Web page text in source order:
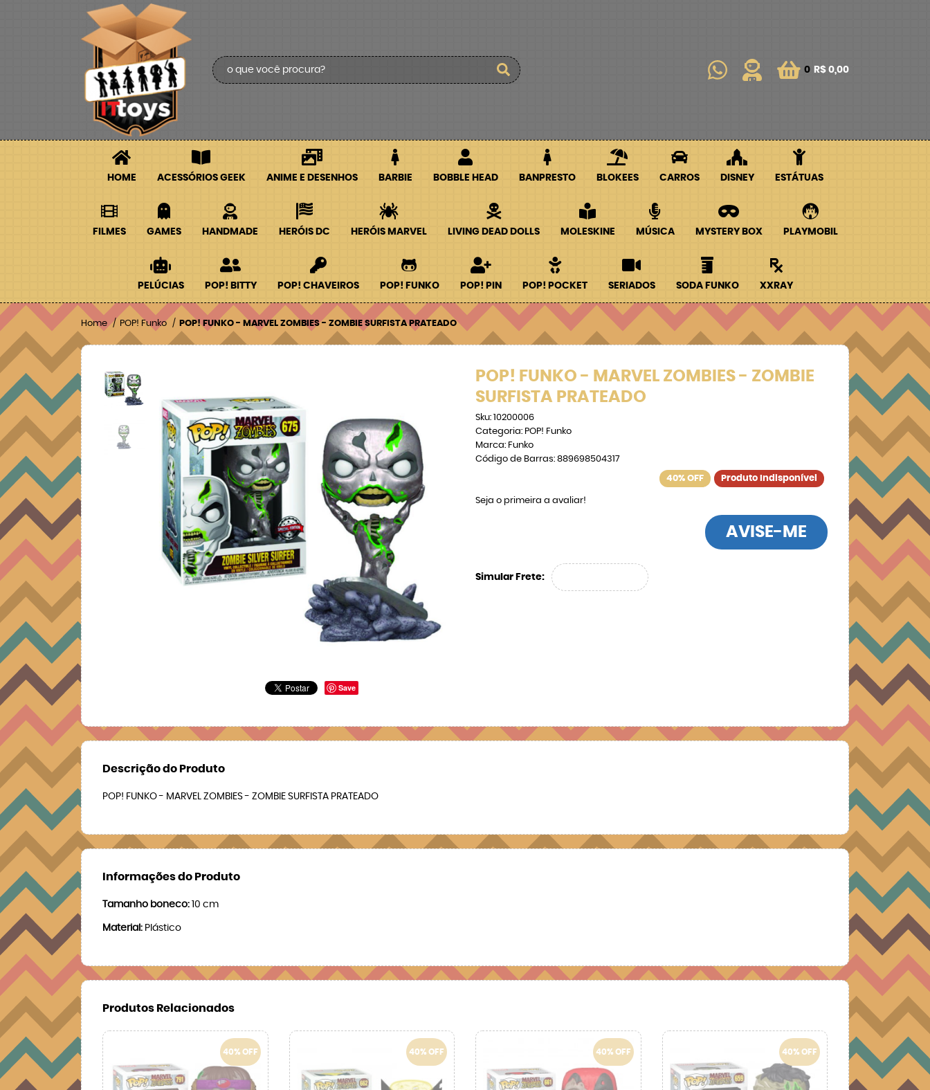
0 R$ 0,00
HOME ACESSÓRIOS GEEK ANIME E DESENHOS BARBIE BOBBLE HEAD BANPRESTO BLOKEES CARROS DISNEY ESTÁTUAS
FILMES GAMES HANDMADE HERÓIS DC HERÓIS MARVEL LIVING DEAD DOLLS MOLESKINE MÚSICA MYSTERY BOX PLAYMOBIL
PELÚCIAS POP! BITTY POP! CHAVEIROS POP! FUNKO POP! PIN POP! POCKET SERIADOS SODA FUNKO XXRAY
Home POP! Funko POP! FUNKO - MARVEL ZOMBIES - ZOMBIE SURFISTA PRATEADO
Save
POP! FUNKO - MARVEL ZOMBIES - ZOMBIE
SURFISTA PRATEADO
Sku: 10200006
Categoria: POP! Funko
Marca: Funko
Código de Barras: 889698504317
40% OFF Produto Indisponível
Seja o primeira a avaliar!
AVISE-ME
Simular Frete:
Descrição do Produto
POP! FUNKO - MARVEL ZOMBIES - ZOMBIE SURFISTA PRATEADO
Informações do Produto
Tamanho boneco: 10 cm
Material: Plástico
Produtos Relacionados
40% OFF 40% OFF 40% OFF 40% OFF